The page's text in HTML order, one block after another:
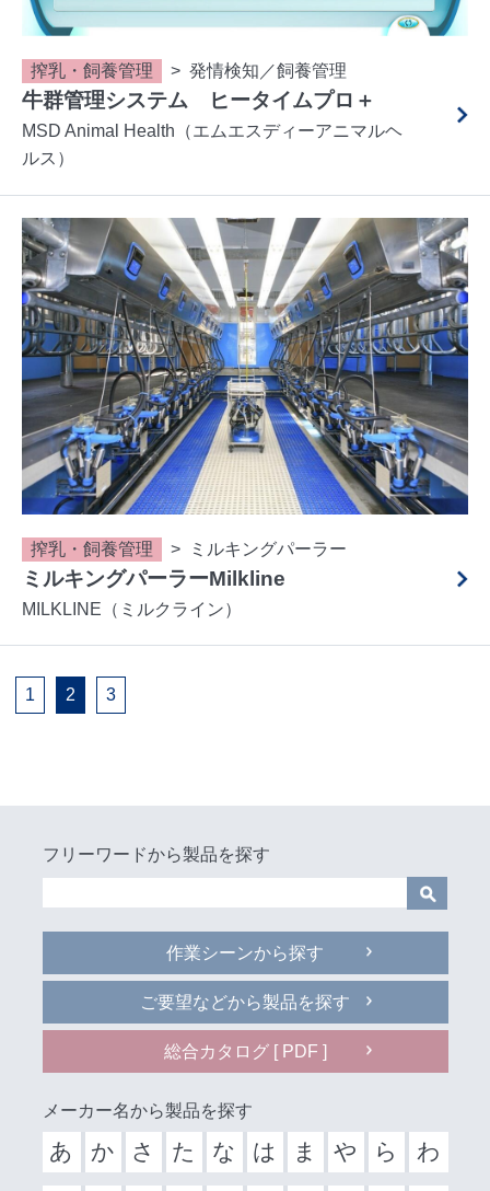
搾乳・飼養管理 発情検知／飼養管理
牛群管理システム ヒータイムプロ＋
MSD Animal Health（エムエスディーアニマルヘ
ルス）
搾乳・飼養管理 ミルキングパーラー
ミルキングパーラーMilkline
MILKLINE（ミルクライン）
1 2 3
フリーワードから製品を探す
作業シーンから探す
ご要望などから製品を探す
総合カタログ [ PDF ]
メーカー名から製品を探す
あ か さ た な は ま や ら わ